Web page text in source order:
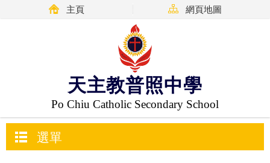
天主教普照中學
Po Chiu Catholic Secondary School
主頁 網頁地圖
選單